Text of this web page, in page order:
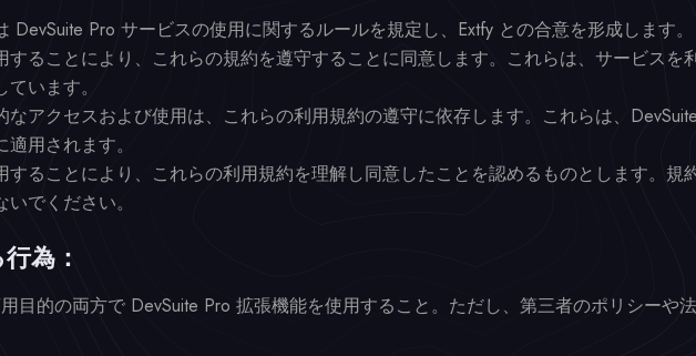
DevSuite Pro サービスの使用に関するルールを規定し、Extfy との合意を形成します。
することにより、これらの規約を遵守することに同意します。これらは、サービスを
います。
なアクセスおよび使用は、これらの利用規約の遵守に依存します。これらは、
用されます。
することにより、これらの利用規約を理解し同意したことを認めるものとします。規
でください。
為：
目的の両方で DevSuite Pro 拡張機能を使用すること。ただし、第三者のポリシーや